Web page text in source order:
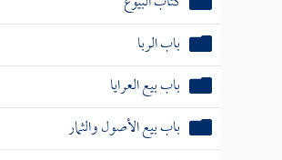
باب الربا
باب بيع العرايا
باب بيع الأصول والثمار